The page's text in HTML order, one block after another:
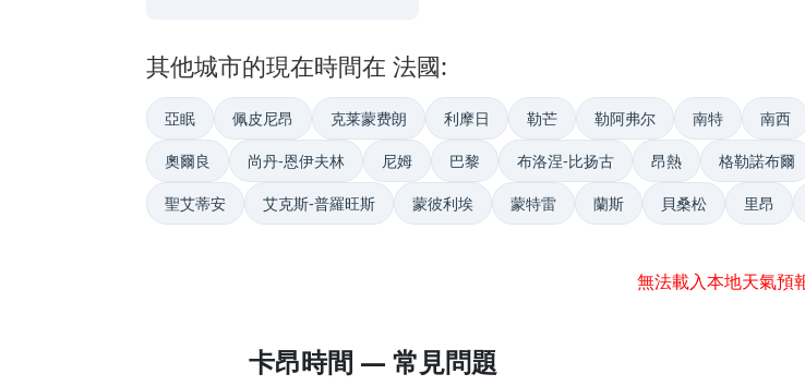
其他城市的現在時間在 法國:
亞眠 佩皮尼昂 克莱蒙费朗 利摩日 勒芒 勒阿弗尔 南特 南西
奧爾良 尚丹-恩伊夫林 尼姆 巴黎 布洛涅-比扬古 昂熱 格勒諾布爾
聖艾蒂安 艾克斯-普羅旺斯 蒙彼利埃 蒙特雷 蘭斯 貝桑松 里昂
無法載入本地天氣預
卡昂時間 — 常見問題